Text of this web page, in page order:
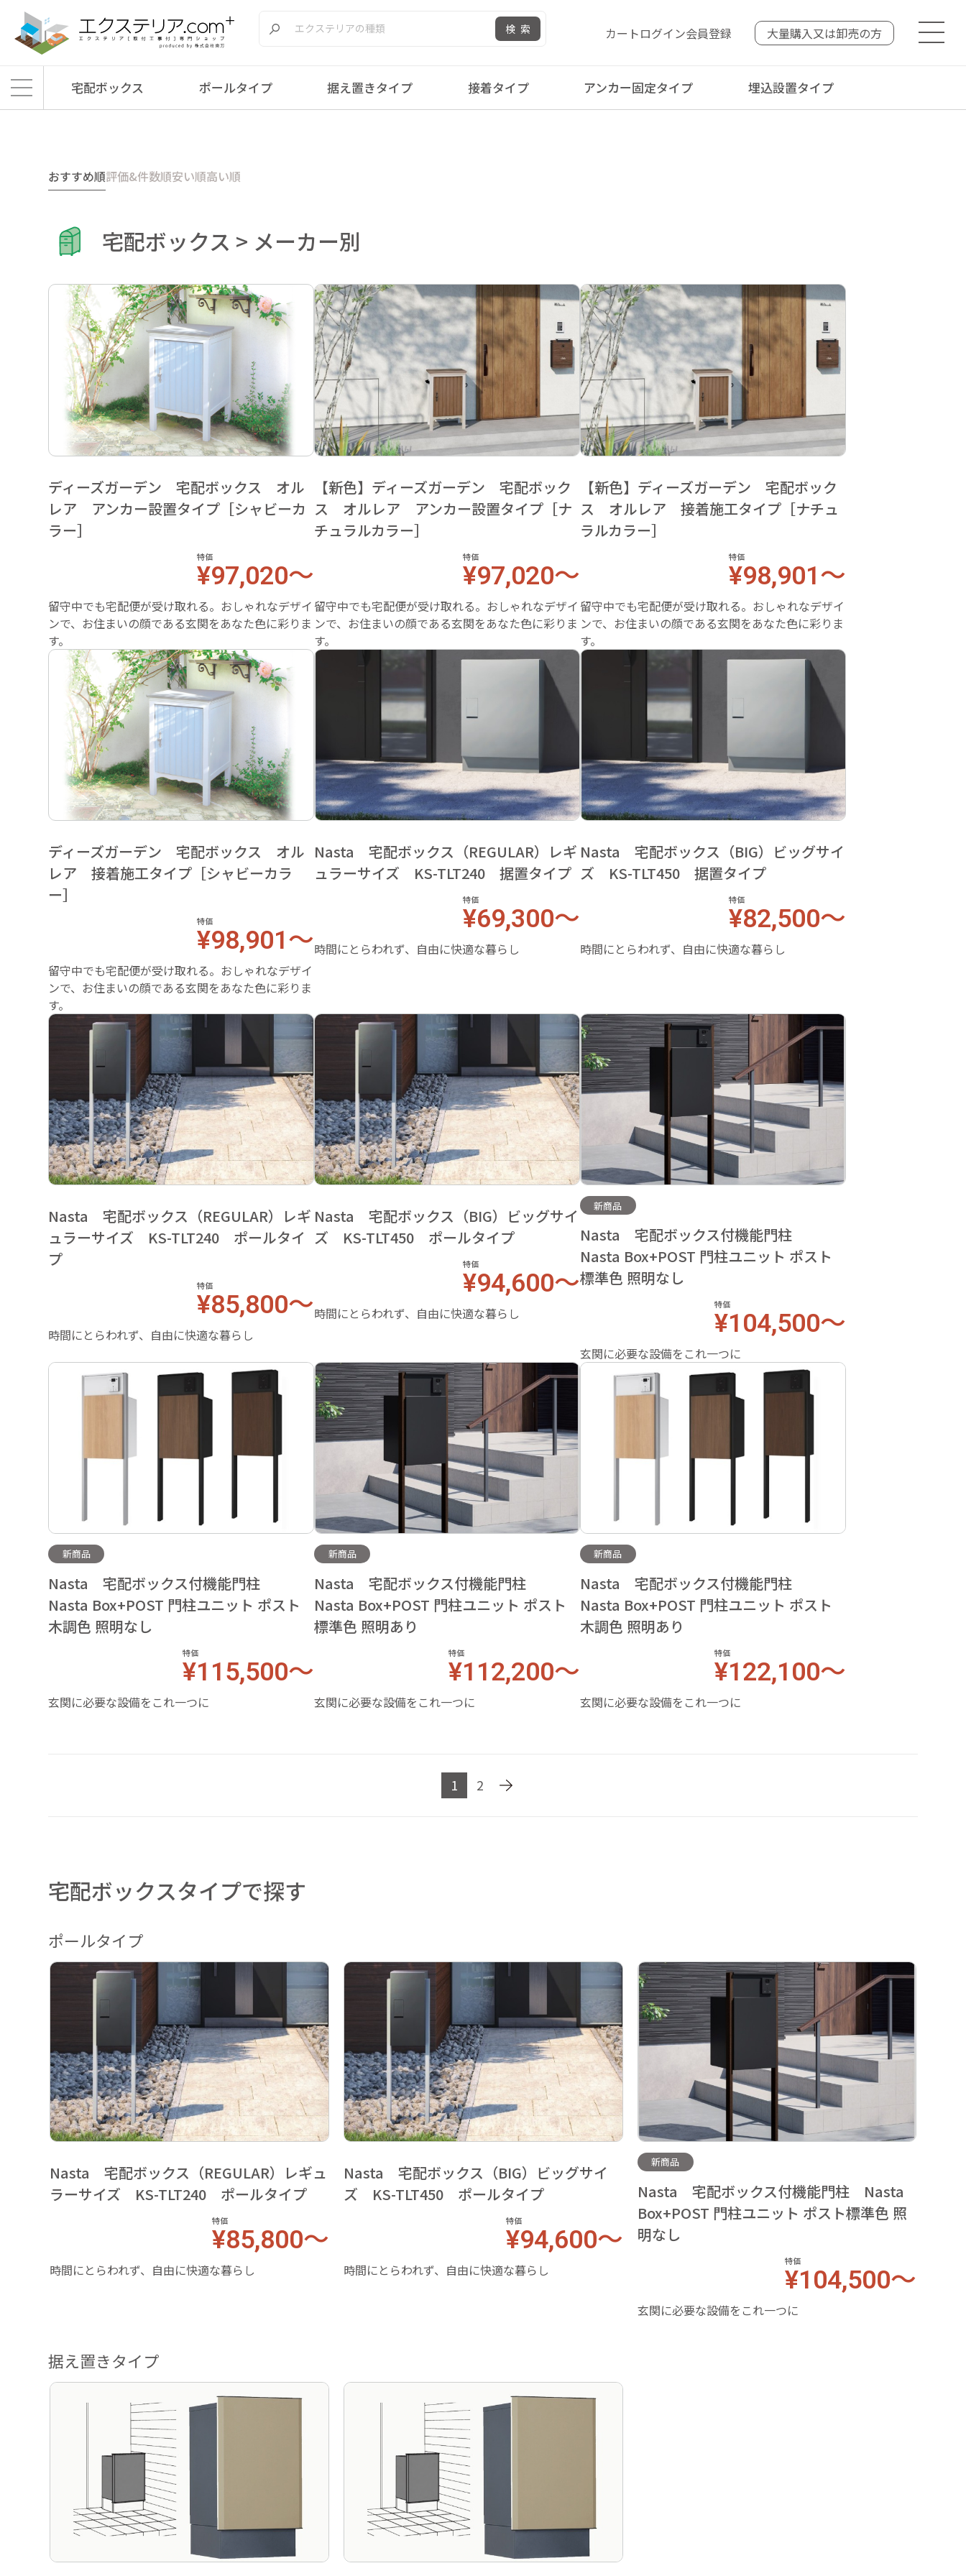
検索 カートログイン会員登録 大量購入又は卸売の方
宅配ボックス ポールタイプ 据え置きタイプ 接着タイプ アンカー固定タイプ 埋込設置タイプ
おすすめ順評価&件数順安い順高い順
宅配ボックス > メーカー別
ディーズガーデン 宅配ボックス オル
レア アンカー設置タイプ［シャビーカ
ラー］
特価
¥97,020～
留守中でも宅配便が受け取れる。おしゃれなデザイ
ンで、お住まいの顔である玄関をあなた色に彩りま
す。
【新色】ディーズガーデン 宅配ボック
ス オルレア アンカー設置タイプ［ナ
チュラルカラー］
特価
¥97,020～
留守中でも宅配便が受け取れる。おしゃれなデザイ
ンで、お住まいの顔である玄関をあなた色に彩りま
す。
【新色】ディーズガーデン 宅配ボック
ス オルレア 接着施工タイプ［ナチュ
ラルカラー］
特価
¥98,901～
留守中でも宅配便が受け取れる。おしゃれなデザイ
ンで、お住まいの顔である玄関をあなた色に彩りま
す。
ディーズガーデン 宅配ボックス オル
レア 接着施工タイプ［シャビーカラ
ー］
特価
¥98,901～
留守中でも宅配便が受け取れる。おしゃれなデザイ
ンで、お住まいの顔である玄関をあなた色に彩りま
す。
Nasta 宅配ボックス（REGULAR）レギ
ュラーサイズ KS-TLT240 据置タイプ
特価
¥69,300～
時間にとらわれず、自由に快適な暮らし
Nasta 宅配ボックス（BIG）ビッグサイ
ズ KS-TLT450 据置タイプ
特価
¥82,500～
時間にとらわれず、自由に快適な暮らし
Nasta 宅配ボックス（REGULAR）レギ
ュラーサイズ KS-TLT240 ポールタイ
プ
特価
¥85,800～
時間にとらわれず、自由に快適な暮らし
Nasta 宅配ボックス（BIG）ビッグサイ
ズ KS-TLT450 ポールタイプ
特価
¥94,600～
時間にとらわれず、自由に快適な暮らし
新商品
Nasta 宅配ボックス付機能門柱
Nasta Box+POST 門柱ユニット ポスト
標準色 照明なし
特価
¥104,500～
玄関に必要な設備をこれ一つに
新商品
Nasta 宅配ボックス付機能門柱
Nasta Box+POST 門柱ユニット ポスト
木調色 照明なし
特価
¥115,500～
玄関に必要な設備をこれ一つに
新商品
Nasta 宅配ボックス付機能門柱
Nasta Box+POST 門柱ユニット ポスト
標準色 照明あり
特価
¥112,200～
玄関に必要な設備をこれ一つに
新商品
Nasta 宅配ボックス付機能門柱
Nasta Box+POST 門柱ユニット ポスト
木調色 照明あり
特価
¥122,100～
玄関に必要な設備をこれ一つに
1 2
宅配ボックスタイプで探す
ポールタイプ
Nasta 宅配ボックス（REGULAR）レギュ
ラーサイズ KS-TLT240 ポールタイプ
特価
¥85,800～
時間にとらわれず、自由に快適な暮らし
Nasta 宅配ボックス（BIG）ビッグサイ
ズ KS-TLT450 ポールタイプ
特価
¥94,600～
時間にとらわれず、自由に快適な暮らし
新商品
Nasta 宅配ボックス付機能門柱 Nasta
Box+POST 門柱ユニット ポスト標準色 照
明なし
特価
¥104,500～
玄関に必要な設備をこれ一つに
据え置きタイプ